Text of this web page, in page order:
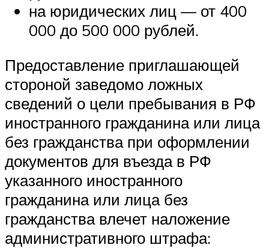
на юридических лиц — от 400
000 до 500 000 рублей.
Предоставление приглашающей
стороной заведомо ложных
сведений о цели пребывания в РФ
иностранного гражданина или лица
без гражданства при оформлении
документов для въезда в РФ
указанного иностранного
гражданина или лица без
гражданства влечет наложение
административного штрафа: